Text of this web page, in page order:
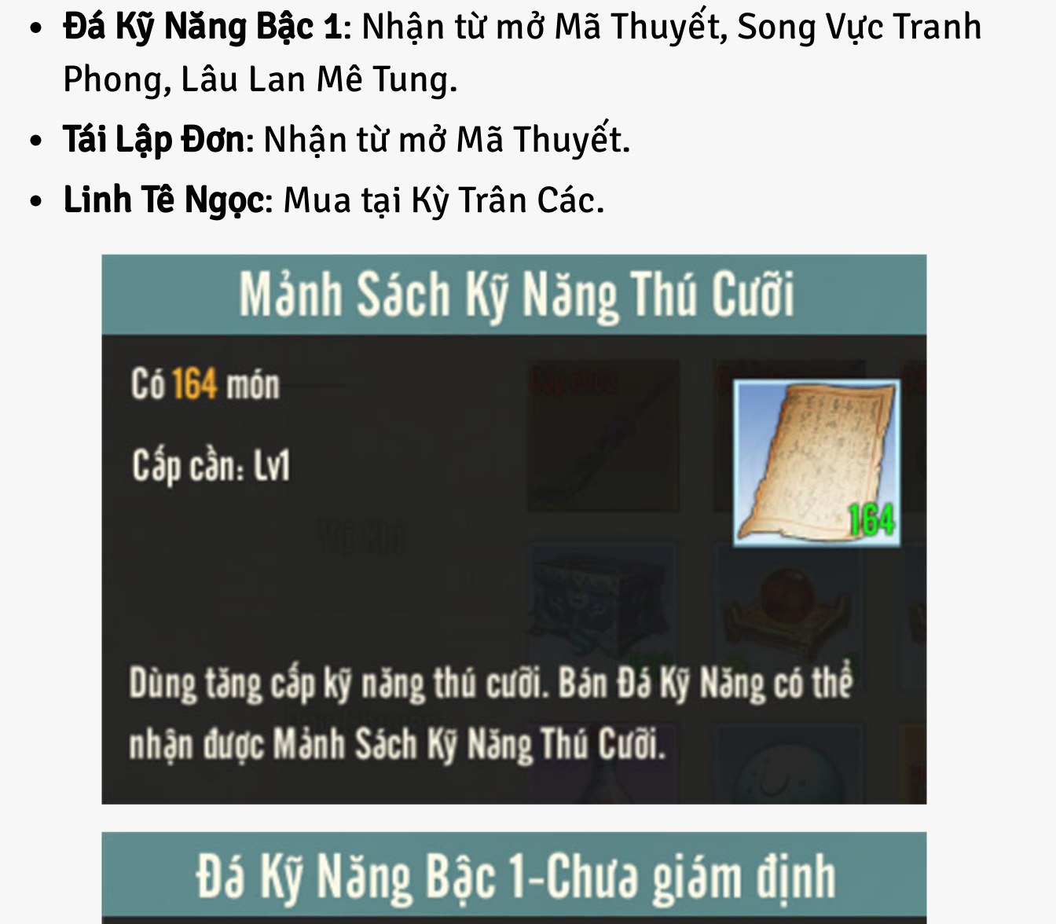
Đá Kỹ Năng Bậc 1: Nhận từ mở Mã Thuyết, Song Vực Tranh
Phong, Lâu Lan Mê Tung.
Tái Lập Đơn: Nhận từ mở Mã Thuyết.
Linh Tê Ngọc: Mua tại Kỳ Trân Các.